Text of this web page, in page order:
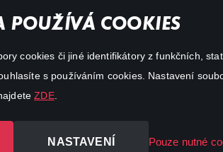
POUŽÍVÁ COOKIES
cookies či jiné identifikátory z funkčních,
s používáním cookies. Nastavení
ZDE.
NASTAVENÍ Pouze nutné